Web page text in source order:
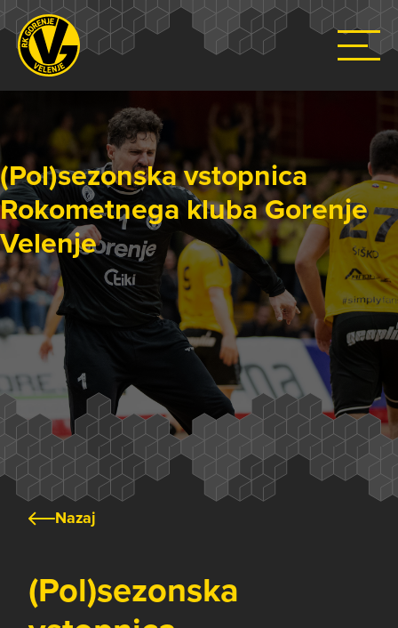
(Pol)sezonska vstopnica
Rokometnega kluba Gorenje
Velenje
Nazaj
(Pol)sezonska